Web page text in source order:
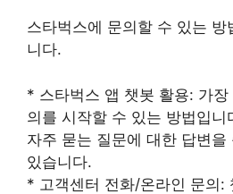
스타벅스에 문의할 수 있는 방
니다.
* 스타벅스 앱 챗봇 활용: 가
의를 시작할 수 있는 방법입
자주 묻는 질문에 대한 답변을
있습니다.
* 고객센터 전화/온라인 문의: